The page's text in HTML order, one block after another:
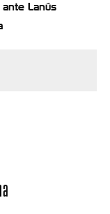
Lanús